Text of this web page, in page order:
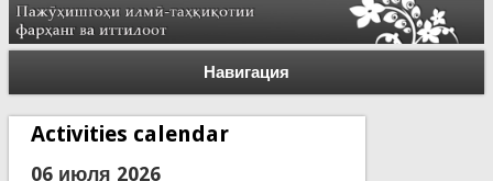
Навигация
Activities calendar
06 июля 2026